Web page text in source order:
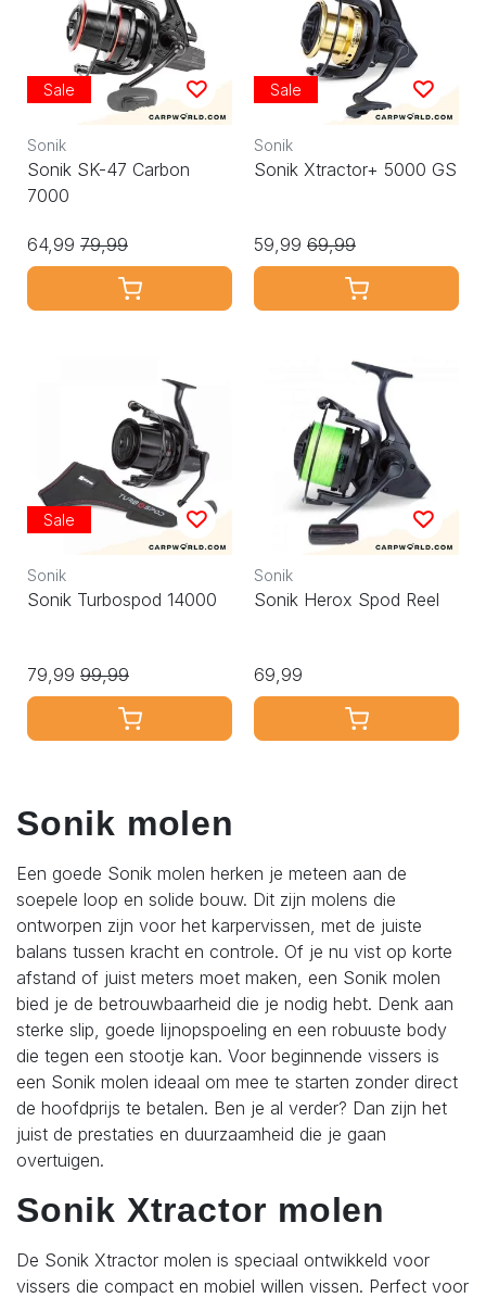
Sale
Sonik
Sonik SK-47 Carbon
7000
64,99 79,99
Sale
Sonik
Sonik Xtractor+ 5000 GS
59,99 69,99
Sale
Sonik
Sonik Turbospod 14000
79,99 99,99
Sonik
Sonik Herox Spod Reel
69,99
Sonik molen
Een goede Sonik molen herken je meteen aan de
soepele loop en solide bouw. Dit zijn molens die
ontworpen zijn voor het karpervissen, met de juiste
balans tussen kracht en controle. Of je nu vist op korte
afstand of juist meters moet maken, een Sonik molen
bied je de betrouwbaarheid die je nodig hebt. Denk aan
sterke slip, goede lijnopspoeling en een robuuste body
die tegen een stootje kan. Voor beginnende vissers is
een Sonik molen ideaal om mee te starten zonder direct
de hoofdprijs te betalen. Ben je al verder? Dan zijn het
juist de prestaties en duurzaamheid die je gaan
overtuigen.
Sonik Xtractor molen
De Sonik Xtractor molen is speciaal ontwikkeld voor
vissers die compact en mobiel willen vissen. Perfect voor